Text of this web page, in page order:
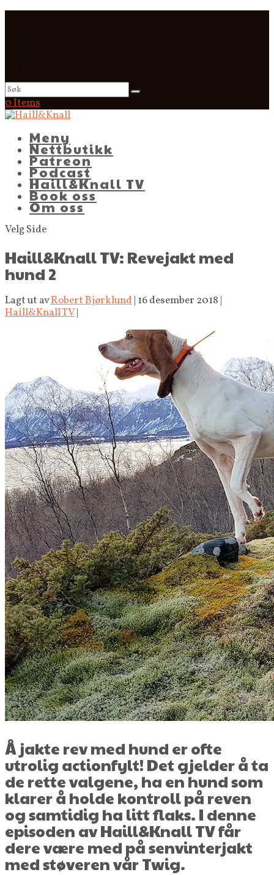
0 Items
Meny
Nettbutikk
Patreon
Podcast
Haill&Knall TV
Book oss
Om oss
Velg Side
Haill&Knall TV: Revejakt med
hund 2
Lagt ut avRobert Bjørklund | 16 desember 2018 |
Haill&Knall TV|
Å jakte rev med hund er ofte
utrolig actionfylt! Det gjelder å ta
de rette valgene, ha en hund som
klarer å holde kontroll på reven
og samtidig ha litt flaks. I denne
episoden av Haill&Knall TV får
dere være med på senvinterjakt
med støveren vår Twig.